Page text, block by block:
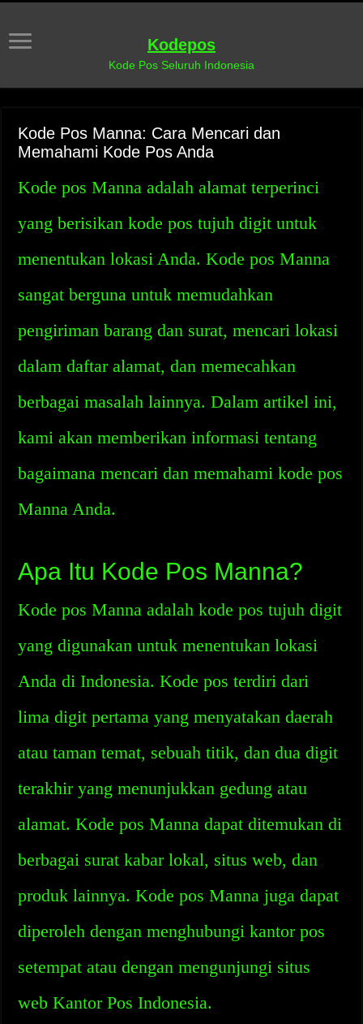
Kodepos
Kode Pos Seluruh Indonesia
Kode Pos Manna: Cara Mencari dan
Memahami Kode Pos Anda
Kode pos Manna adalah alamat terperinci
yang berisikan kode pos tujuh digit untuk
menentukan lokasi Anda. Kode pos Manna
sangat berguna untuk memudahkan
pengiriman barang dan surat, mencari lokasi
dalam daftar alamat, dan memecahkan
berbagai masalah lainnya. Dalam artikel ini,
kami akan memberikan informasi tentang
bagaimana mencari dan memahami kode pos
Manna Anda.
Apa Itu Kode Pos Manna?
Kode pos Manna adalah kode pos tujuh digit
yang digunakan untuk menentukan lokasi
Anda di Indonesia. Kode pos terdiri dari
lima digit pertama yang menyatakan daerah
atau taman temat, sebuah titik, dan dua digit
terakhir yang menunjukkan gedung atau
alamat. Kode pos Manna dapat ditemukan di
berbagai surat kabar lokal, situs web, dan
produk lainnya. Kode pos Manna juga dapat
diperoleh dengan menghubungi kantor pos
setempat atau dengan mengunjungi situs
web Kantor Pos Indonesia.